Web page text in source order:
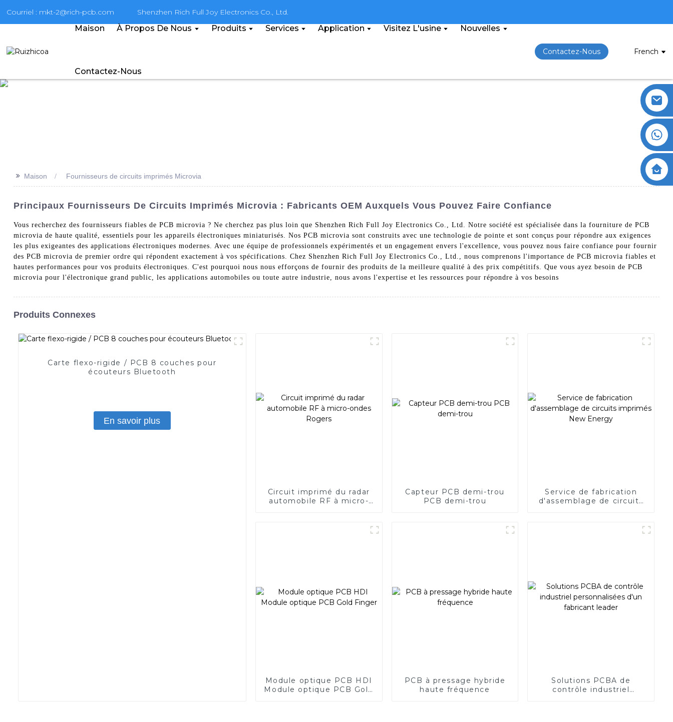
Courriel : mkt-2@rich-pcb.com Shenzhen Rich Full Joy Electronics Co., Ltd.
Maison À Propos De Nous Produits Services Application Visitez L'usine Nouvelles
Contactez-Nous
Contactez-Nous French
>> Maison Fournisseurs de circuits imprimés Microvia
Principaux Fournisseurs De Circuits Imprimés Microvia : Fabricants OEM Auxquels Vous Pouvez Faire Confiance
Vous recherchez des fournisseurs fiables de PCB microvia ? Ne cherchez pas plus loin que Shenzhen Rich Full Joy Electronics Co., Ltd. Notre société est spécialisée dans la fourniture de PCB
microvia de haute qualité, essentiels pour les appareils électroniques miniaturisés. Nos PCB microvia sont construits avec une technologie de pointe et sont conçus pour répondre aux exigences
les plus exigeantes des applications électroniques modernes. Avec une équipe de professionnels expérimentés et un engagement envers l'excellence, vous pouvez nous faire confiance pour fournir
des PCB microvia de premier ordre qui répondent exactement à vos spécifications. Chez Shenzhen Rich Full Joy Electronics Co., Ltd., nous comprenons l'importance de PCB microvia fiables et
hautes performances pour vos produits électroniques. C'est pourquoi nous nous efforçons de fournir des produits de la meilleure qualité à des prix compétitifs. Que vous ayez besoin de PCB
microvia pour l'électronique grand public, les applications automobiles ou toute autre industrie, nous avons l'expertise et les ressources pour répondre à vos besoins
Produits Connexes
Carte flexo-rigide / PCB 8 couches pour
écouteurs Bluetooth
En savoir plus
Circuit imprimé du radar
automobile RF à micro-
Capteur PCB demi-trou
PCB demi-trou
Service de fabrication
d'assemblage de circuits
Module optique PCB HDI
Module optique PCB Gold
PCB à pressage hybride
haute fréquence
Solutions PCBA de
contrôle industriel